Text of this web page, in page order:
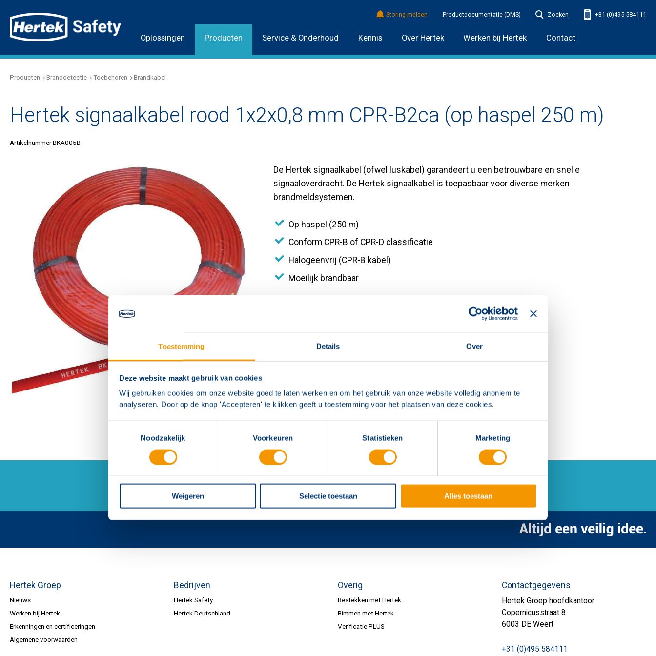
Toestemming Details Over
Deze website maakt gebruik van cookies
Wij gebruiken cookies om onze website goed te laten werken en om het gebruik van onze website volledig anoniem te
analyseren. Door op de knop 'Accepteren' te klikken geeft u toestemming voor het plaatsen van deze cookies.
Noodzakelijk
Voorkeuren Statistieken Marketing
Weigeren Selectie toestaan Alles toestaan
Oplossingen Producten Service & Onderhoud Kennis Over Hertek Werken bij Hertek Contact
Storing melden Productdocumentatie (DMS) Zoeken +31 (0)495 584111
Producten Branddetectie Toebehoren Brandkabel
Hertek signaalkabel rood 1x2x0,8 mm CPR-B2ca (op haspel 250 m)
Artikelnummer BKA005B
De Hertek signaalkabel (ofwel luskabel) garandeert u een betrouwbare en snelle
signaaloverdracht. De Hertek signaalkabel is toepasbaar voor diverse merken
brandmeldsystemen.
Op haspel (250 m)
Conform CPR-B of CPR-D classificatie
Halogeenvrij (CPR-B kabel)
Moeilijk brandbaar
Hertek Groep
Nieuws
Werken bij Hertek
Erkenningen en certificeringen
Algemene voorwaarden
Bedrijven
Hertek Safety
Hertek Deutschland
Overig
Bestekken met Hertek
Bimmen met Hertek
Verificatie PLUS
Contactgegevens
Hertek Groep hoofdkantoor
Copernicusstraat 8
6003 DE Weert
+31 (0)495 584111